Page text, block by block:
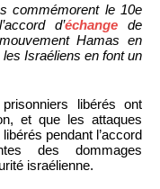
commémorent le 10e
d’échangede
Hamas en
Israéliens en font un
libérés ont
et que les attaques
pendant l’accord
des dommages
israélienne.